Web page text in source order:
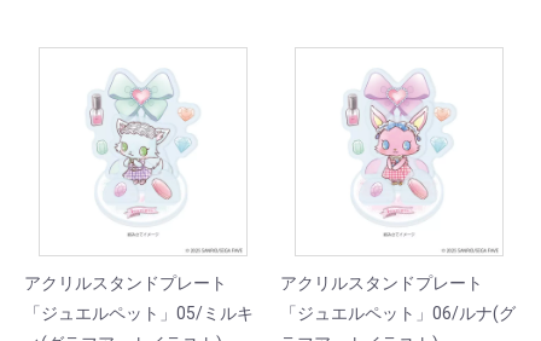
アクリルスタンドプレート
「ジュエルペット」05/ミルキ
アクリルスタンドプレート
「ジュエルペット」06/ルナ(グ